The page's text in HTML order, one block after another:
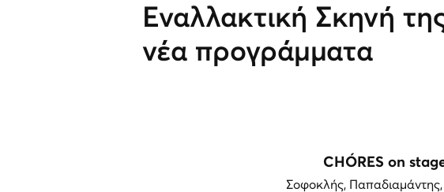
Εναλλακτική Σκηνή
νέα προγράμματα
CHÓRES on
Σοφοκλής,